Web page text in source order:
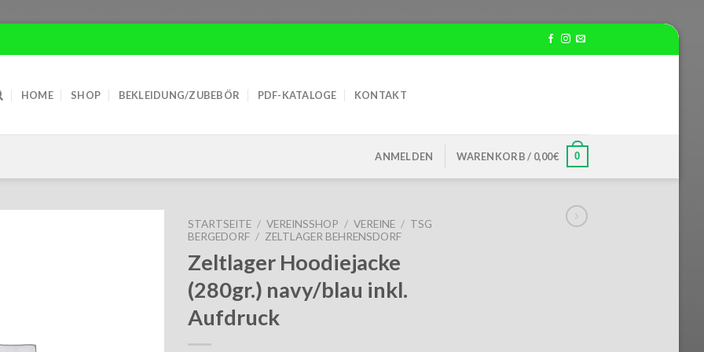
HOME SHOP BEKLEIDUNG/ZUBEBÖR PDF-KATALOGE KONTAKT
ANMELDEN WARENKORB / 0,00€ 0
STARTSEITE / VEREINSSHOP / VEREINE / TSG
BERGEDORF / ZELTLAGER BEHRENSDORF
Zeltlager Hoodiejacke
(280gr.) navy/blau inkl.
Aufdruck